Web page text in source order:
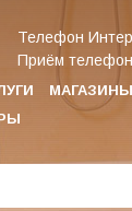
Телефон
Приём